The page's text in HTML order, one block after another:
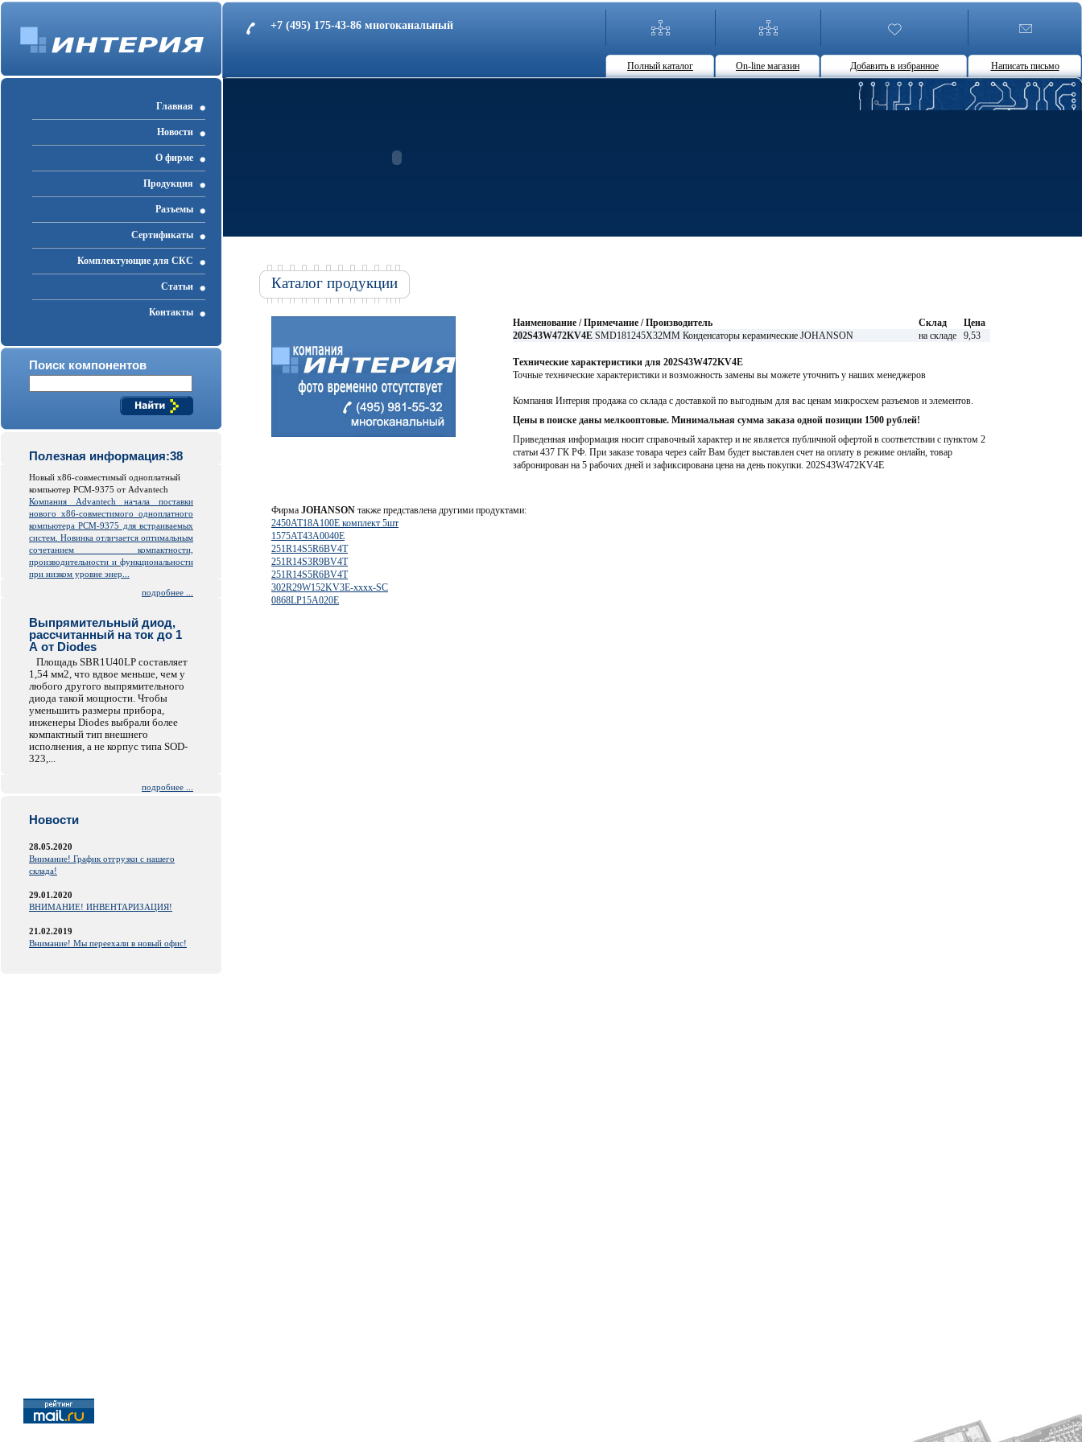
+7 (495) 175-43-86 многоканальный
Полный каталог On-line магазин Добавить в избранное Написать письмо
Главная
Новости
О фирме
Продукция
Разъемы
Cертификаты
Комплектующие для СКС
Статьи
Контакты
Поиск компонентов
Полезная информация:38
Новый x86-совместимый одноплатный
компьютер PCM-9375 от Advantech
Компания Advantech начала поставки
нового x86-совместимого одноплатного
компьютера PCM-9375 для встраиваемых
систем. Новинка отличается оптимальным
сочетанием компактности,
производительности и функциональности
при низком уровне энер...
подробнее ...
Выпрямительный диод,
рассчитанный на ток до 1
А от Diodes
Площадь SBR1U40LP составляет
1,54 мм2, что вдвое меньше, чем у
любого другого выпрямительного
диода такой мощности. Чтобы
уменьшить размеры прибора,
инженеры Diodes выбрали более
компактный тип внешнего
исполнения, а не корпус типа SOD-
323,...
подробнее ...
Новости
28.05.2020
Внимание! График отгрузки с нашего
склада!
29.01.2020
ВНИМАНИЕ! ИНВЕНТАРИЗАЦИЯ!
21.02.2019
Внимание! Мы переехали в новый офис!
Каталог продукции
Наименование / Примечание / Производитель Склад
Цена
202S43W472KV4E SMD181245X32MM Конденсаторы керамические JOHANSON на складе 9,53
Технические характеристики для 202S43W472KV4E
Точные технические характеристики и возможность замены вы можете уточнить у наших менеджеров
Компания Интерия продажа со склада с доставкой по выгодным для вас ценам микросхем разъемов и элементов.
Цены в поиске даны мелкооптовые. Минимальная сумма заказа одной позиции 1500 рублей!
Приведенная информация носит справочный характер и не является публичной офертой в соответствии с пунктом 2
статьи 437 ГК РФ. При заказе товара через сайт Вам будет выставлен счет на оплату в режиме онлайн, товар
забронирован на 5 рабочих дней и зафиксирована цена на день покупки. 202S43W472KV4E
Фирма JOHANSON также представлена другими продуктами:
2450AT18A100E комплект 5шт
1575AT43A0040E
251R14S5R6BV4T
251R14S3R9BV4T
251R14S5R6BV4T
302R29W152KV3E-xxxx-SC
0868LP15A020E